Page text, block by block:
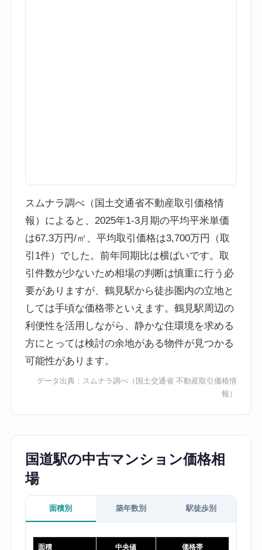
スムナラ調べ（国土交通省不動産取引価格情
報）によると、2025年1-3月期の平均平米単価
は67.3万円/㎡、平均取引価格は3,700万円（取
引1件）でした。前年同期比は横ばいです。取
引件数が少ないため相場の判断は慎重に行う必
要がありますが、鶴見駅から徒歩圏内の立地と
しては手頃な価格帯といえます。鶴見駅周辺の
利便性を活用しながら、静かな住環境を求める
方にとっては検討の余地がある物件が見つかる
可能性があります。
データ出典： スムナラ調べ （国土交通省 不動産取引価格情
報）
国道駅の中古マンション価格相
場
面積別 築年数別 駅徒歩別
面積 中央値 価格帯